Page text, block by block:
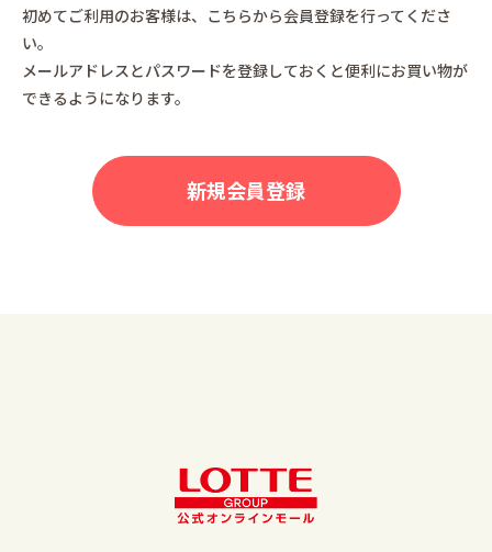
初めてご利用のお客様は、こちらから会員登録を行ってくださ
い。
メールアドレスとパスワードを登録しておくと便利にお買い物が
できるようになります。